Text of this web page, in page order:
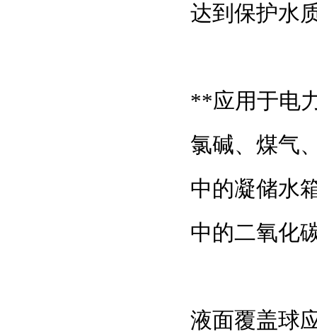
达到保护水
**应用于电
氯碱、煤气
中的凝储水
中的二氧化
液面覆盖球